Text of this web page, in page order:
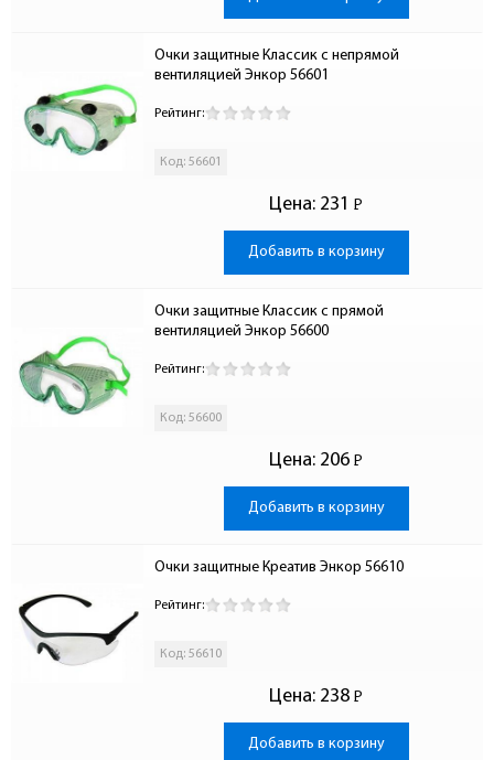
Очки защитные Классик с непрямой
вентиляцией Энкор 56601
Рейтинг:
Код: 56601
Цена: 231 Р
-
Добавить в корзину
Очки защитные Классик с прямой
вентиляцией Энкор 56600
Рейтинг:
Код: 56600
Цена: 206 Р
-
Добавить в корзину
Очки защитные Креатив Энкор 56610
Рейтинг:
Код: 56610
Цена: 238 Р
-
Добавить в корзину